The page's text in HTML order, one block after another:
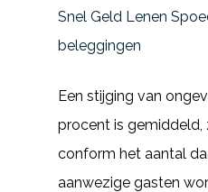
Snel Geld Lenen
beleggingen
Een stijging van
procent is gemiddeld,
conform het aantal
aanwezige gasten